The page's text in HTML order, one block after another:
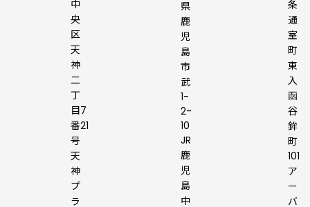
中
央
区
天
神
二
丁
目7
番21
号
天
神
プ
ラ
県
鹿
児
島
市
武
1-
2-
10
JR
鹿
児
島
中
条
通
室
町
東
入
函
谷
鉾
町
101
ア
ー
バ